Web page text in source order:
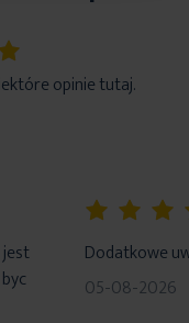
5% opinie tutaj.
Dodatkowe
05-08-2026